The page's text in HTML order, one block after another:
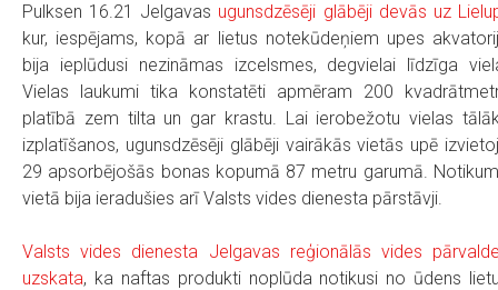
Pulksen 16.21 Jelgavas ugunsdzēsēji glābēji devās uz
kur, iespējams, kopā ar lietus notekūdeņiem upes
bija ieplūdusi nezināmas izcelsmes, degvielai līdzīga
Vielas laukumi tika konstatēti apmēram 200
platībā zem tilta un gar krastu. Lai ierobežotu vielas
izplatīšanos, ugunsdzēsēji glābēji vairākās vietās upē
29 apsorbējošās bonas kopumā 87 metru garumā.
vietā bija ieradušies arī Valsts vides dienesta pārstāvji.
Valsts vides dienesta Jelgavas reģionālās vides
uzskata, ka naftas produkti noplūda notikusi no ūdens